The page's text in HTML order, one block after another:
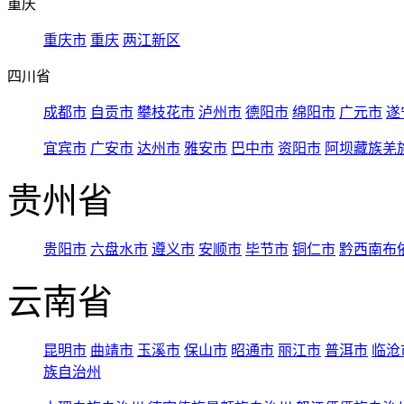
重庆
重庆市 重庆 两江新区
四川省
成都市 自贡市 攀枝花市 泸州市 德阳市 绵阳市 广元市 遂
宜宾市 广安市 达州市 雅安市 巴中市 资阳市 阿坝藏族羌
贵州省
贵阳市 六盘水市 遵义市 安顺市 毕节市 铜仁市 黔西南布
云南省
昆明市 曲靖市 玉溪市 保山市 昭通市 丽江市 普洱市 临
族自治州